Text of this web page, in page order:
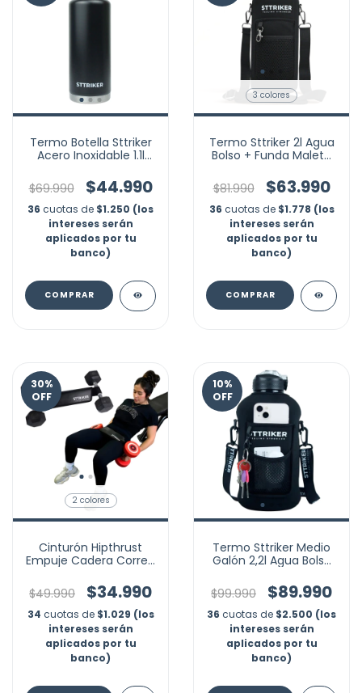
Termo Botella Sttriker
Acero Inoxidable 1.1l
$69.990
$44.990
36 cuotas de $1.250 (los
intereses serán
aplicados por tu
banco)
COMPRAR
3 colores
Termo Sttriker 2l Agua
Bolso + Funda Maleta
$81.990
$63.990
36 cuotas de $1.778 (los
intereses serán
aplicados por tu
banco)
COMPRAR
30%
OFF
2 colores
Cinturón Hipthrust
Empuje Cadera Correa
Gym
$49.990 $34.990
34 cuotas de $1.029 (los
intereses serán
aplicados por tu
banco)
10%
OFF
Termo Sttriker Medio
Galón 2,2l Agua Bolso
$99.990
$89.990
36 cuotas de $2.500 (los
intereses serán
aplicados por tu
banco)